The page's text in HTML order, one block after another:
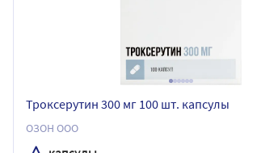
Троксерутин 300 мг 100 шт. капсулы
ОЗОН ООО